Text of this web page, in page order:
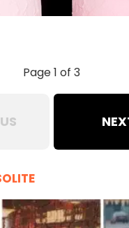
Page 1 of 3